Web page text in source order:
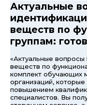
Актуальные
веществ по
группам:
«Актуальные
веществ по
комплект обучающих
организаций,
повышением
специалистов. Вы